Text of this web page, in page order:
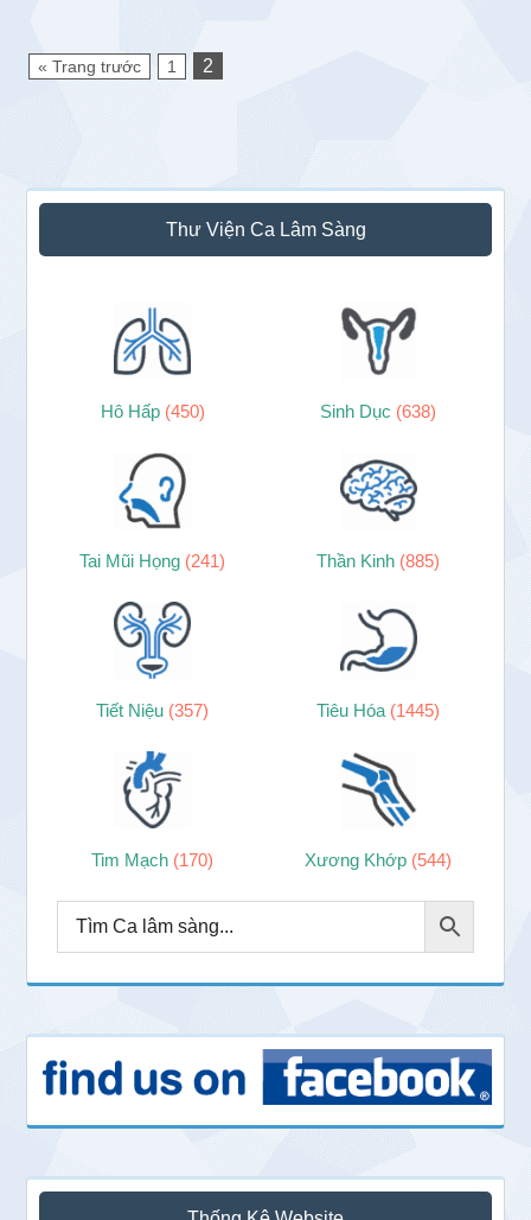
« Trang trước 1 2
Sidebar
chính
Thư Viện Ca Lâm Sàng
Hô Hấp (450) Sinh Dục (638)
Tai Mũi Họng (241) Thần Kinh (885)
Tiết Niệu (357) Tiêu Hóa (1445)
Tim Mạch (170) Xương Khớp (544)